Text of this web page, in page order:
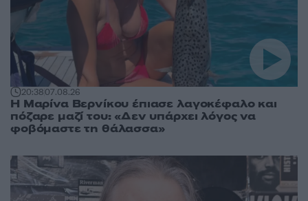
20:3807.08.26
Η Μαρίνα Βερνίκου έπιασε λαγοκέφαλο και
πόζαρε μαζί του: «Δεν υπάρχει λόγος να
φοβόμαστε τη θάλασσα»